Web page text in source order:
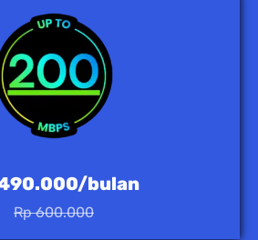
bulan
Rp 600.000